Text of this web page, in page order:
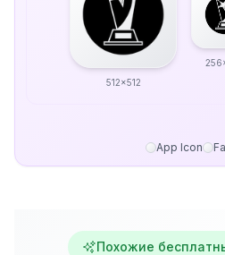
512x512
App Icon
Похожие